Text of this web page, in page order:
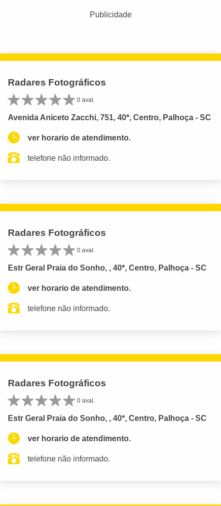
Publicidade
Radares Fotográficos
0 aval.
Avenida Aniceto Zacchi, 751, 40*, Centro, Palhoça - SC
ver horario de atendimento.
telefone não informado.
Radares Fotográficos
0 aval.
Estr Geral Praia do Sonho, , 40*, Centro, Palhoça - SC
ver horario de atendimento.
telefone não informado.
Radares Fotográficos
0 aval.
Estr Geral Praia do Sonho, , 40*, Centro, Palhoça - SC
ver horario de atendimento.
telefone não informado.